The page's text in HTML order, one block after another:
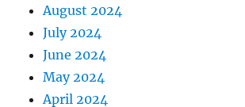
August 2024
July 2024
June 2024
May 2024
April 2024